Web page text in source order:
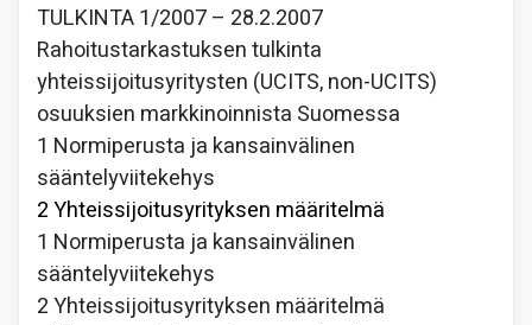
TULKINTA 1/2007 – 28.2.2007
Rahoitustarkastuksen tulkinta
yhteissijoitusyritysten (UCITS, non-UCITS)
osuuksien markkinoinnista Suomessa
1 Normiperusta ja kansainvälinen
sääntelyviitekehys
2 Yhteissijoitusyrityksen määritelmä
1 Normiperusta ja kansainvälinen
sääntelyviitekehys
2 Yhteissijoitusyrityksen määritelmä